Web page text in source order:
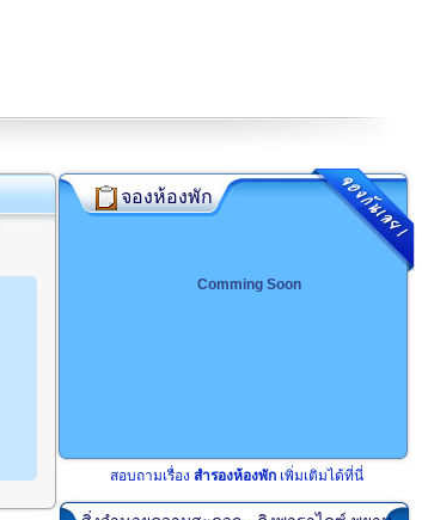
จองห้องพัก
Comming Soon
สอบถามเรื่อง สำรองห้องพัก เพิ่มเติมได้ที่นี่